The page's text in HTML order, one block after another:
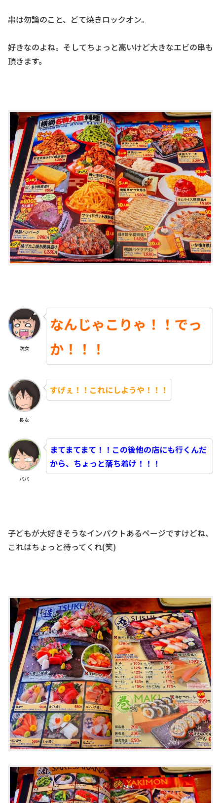
串は勿論のこと、どて焼きロックオン。
好きなのよね。そしてちょっと高いけど大きなエビの串も
頂きます。
次女
なんじゃこりゃ！！でっ
か！！！
長女
すげぇ！！これにしようや！！！
パパ
まてまてまて！！この後他の店にも行くんだ
から、ちょっと落ち着け！！！
子どもが大好きそうなインパクトあるページですけどね、
これはちょっと待ってくれ(笑)